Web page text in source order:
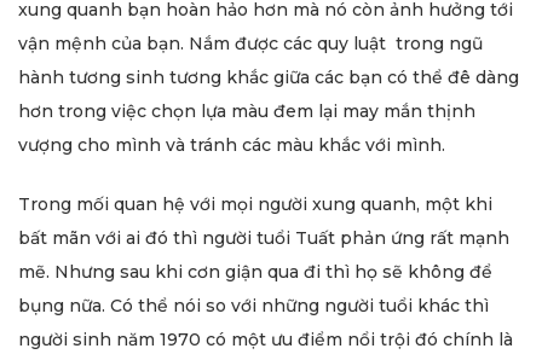
xung quanh bạn hoàn hảo hơn mà nó còn ảnh hưởng tới
vận mệnh của bạn. Nắm được các quy luật trong ngũ
hành tương sinh tương khắc giữa các bạn có thể đê dàng
hơn trong việc chọn lựa màu đem lại may mắn thịnh
vượng cho mình và tránh các màu khắc với mình.
Trong mối quan hệ với mọi người xung quanh, một khi
bất mãn với ai đó thì người tuổi Tuất phản ứng rất mạnh
mẽ. Nhưng sau khi cơn giận qua đi thì họ sẽ không để
bụng nữa. Có thể nói so với những người tuổi khác thì
người sinh năm 1970 có một ưu điểm nổi trội đó chính là